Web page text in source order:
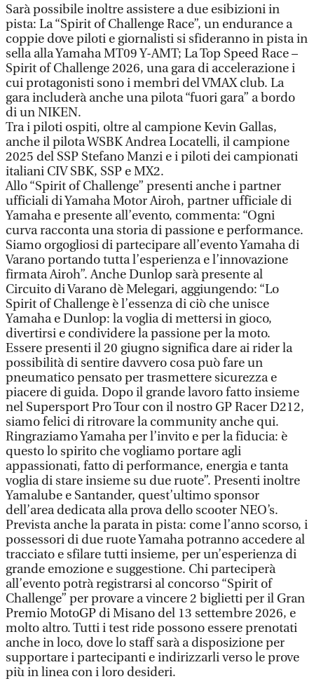
Sarà possibile inoltre assistere a due esibizioni in
pista: La “Spirit of Challenge Race”, un endurance a
coppie dove piloti e giornalisti si sfideranno in pista in
sella alla Yamaha MT09 Y-AMT; La Top Speed Race –
Spirit of Challenge 2026, una gara di accelerazione i
cui protagonisti sono i membri del VMAX club. La
gara includerà anche una pilota “fuori gara” a bordo
di un NIKEN.
Tra i piloti ospiti, oltre al campione Kevin Gallas,
anche il pilota WSBK Andrea Locatelli, il campione
2025 del SSP Stefano Manzi e i piloti dei campionati
italiani CIV SBK, SSP e MX2.
Allo “Spirit of Challenge” presenti anche i partner
ufficiali di Yamaha Motor Airoh, partner ufficiale di
Yamaha e presente all’evento, commenta: “Ogni
curva racconta una storia di passione e performance.
Siamo orgogliosi di partecipare all’evento Yamaha di
Varano portando tutta l’esperienza e l’innovazione
firmata Airoh”. Anche Dunlop sarà presente al
Circuito di Varano dè Melegari, aggiungendo: “Lo
Spirit of Challenge è l’essenza di ciò che unisce
Yamaha e Dunlop: la voglia di mettersi in gioco,
divertirsi e condividere la passione per la moto.
Essere presenti il 20 giugno significa dare ai rider la
possibilità di sentire davvero cosa può fare un
pneumatico pensato per trasmettere sicurezza e
piacere di guida. Dopo il grande lavoro fatto insieme
nel Supersport Pro Tour con il nostro GP Racer D212,
siamo felici di ritrovare la community anche qui.
Ringraziamo Yamaha per l’invito e per la fiducia: è
questo lo spirito che vogliamo portare agli
appassionati, fatto di performance, energia e tanta
voglia di stare insieme su due ruote”. Presenti inoltre
Yamalube e Santander, quest’ultimo sponsor
dell’area dedicata alla prova dello scooter NEO’s.
Prevista anche la parata in pista: come l’anno scorso, i
possessori di due ruote Yamaha potranno accedere al
tracciato e sfilare tutti insieme, per un’esperienza di
grande emozione e suggestione. Chi parteciperà
all’evento potrà registrarsi al concorso “Spirit of
Challenge” per provare a vincere 2 biglietti per il Gran
Premio MotoGP di Misano del 13 settembre 2026, e
molto altro. Tutti i test ride possono essere prenotati
anche in loco, dove lo staff sarà a disposizione per
supportare i partecipanti e indirizzarli verso le prove
più in linea con i loro desideri.